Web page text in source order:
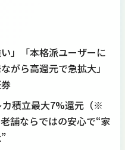
」「本格派ユーザーに
がら高還元で急拡大」
カ積立最大7%還元（※
舗ならではの安心で“家